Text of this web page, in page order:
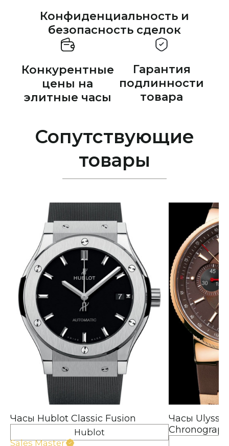
Конфиденциальность и
безопасность сделок
Конкурентные
цены на
элитные часы
Гарантия
подлинности
товара
Сопутствующие
товары
Часы Hublot Classic Fusion
Hublot
Sales Master
Часы Ulysse
Chronograph